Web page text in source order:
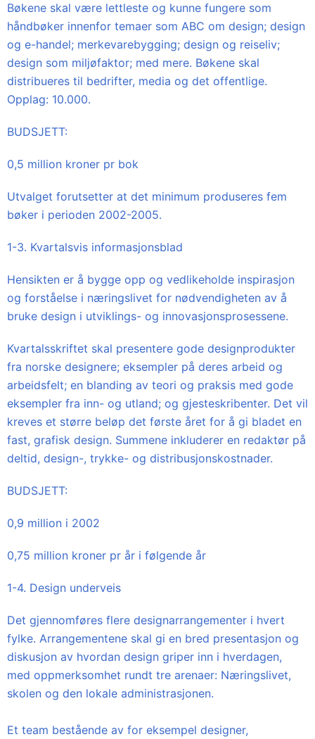
Bøkene skal være lettleste og kunne fungere som
håndbøker innenfor temaer som ABC om design; design
og e-handel; merkevarebygging; design og reiseliv;
design som miljøfaktor; med mere. Bøkene skal
distribueres til bedrifter, media og det offentlige.
Opplag: 10.000.
BUDSJETT:
0,5 million kroner pr bok
Utvalget forutsetter at det minimum produseres fem
bøker i perioden 2002-2005.
1-3. Kvartalsvis informasjonsblad
Hensikten er å bygge opp og vedlikeholde inspirasjon
og forståelse i næringslivet for nødvendigheten av å
bruke design i utviklings- og innovasjonsprosessene.
Kvartalsskriftet skal presentere gode designprodukter
fra norske designere; eksempler på deres arbeid og
arbeidsfelt; en blanding av teori og praksis med gode
eksempler fra inn- og utland; og gjesteskribenter. Det vil
kreves et større beløp det første året for å gi bladet en
fast, grafisk design. Summene inkluderer en redaktør på
deltid, design-, trykke- og distribusjonskostnader.
BUDSJETT:
0,9 million i 2002
0,75 million kroner pr år i følgende år
1-4. Design underveis
Det gjennomføres flere designarrangementer i hvert
fylke. Arrangementene skal gi en bred presentasjon og
diskusjon av hvordan design griper inn i hverdagen,
med oppmerksomhet rundt tre arenaer: Næringslivet,
skolen og den lokale administrasjonen.
Et team bestående av for eksempel designer,